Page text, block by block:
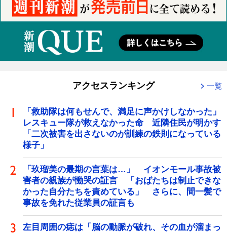
アクセスランキング 一覧
「救助隊は何もせんで、満足に声かけしなかった」
レスキュー隊が救えなかった命 近隣住民が明かす
「二次被害を出さないのが訓練の鉄則になっている
様子」
「玖瑠美の最期の言葉は…」 イオンモール事故被
害者の親族が慟哭の証言 「おばたちは制止できな
かった自分たちを責めている」 さらに、間一髪で
事故を免れた従業員の証言も
左目周囲の痣は「脳の動脈が破れ、その血が溜まっ